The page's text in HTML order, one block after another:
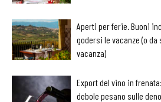
Aperti per ferie. Buoni
godersi le vacanze (o
vacanza)
Export del vino in
debole pesano sulle